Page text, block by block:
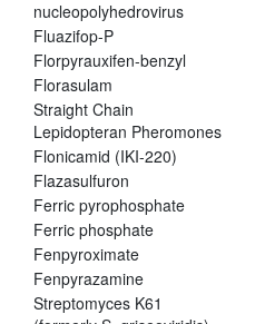
nucleopolyhedrovirus
Fluazifop-P
Florpyrauxifen-benzyl
Florasulam
Straight Chain
Lepidopteran Pheromones
Flonicamid (IKI-220)
Flazasulfuron
Ferric pyrophosphate
Ferric phosphate
Fenpyroximate
Fenpyrazamine
Streptomyces K61